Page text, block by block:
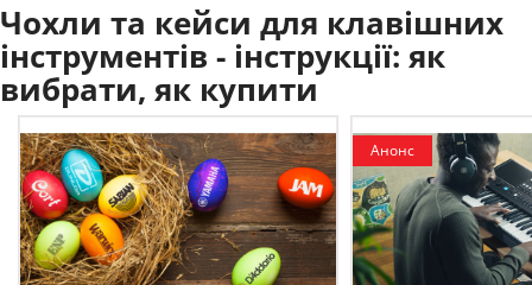
Чохли та кейси для клавішних
інструментів - інструкції: як
вибрати, як купити
Анонс